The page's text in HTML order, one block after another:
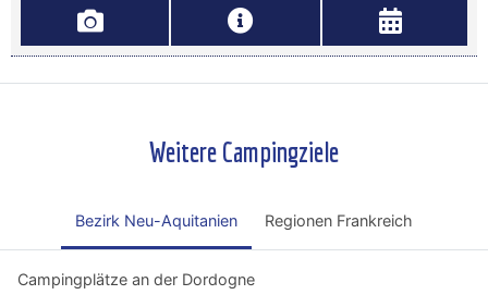
Weitere Campingziele
Bezirk Neu-Aquitanien Regionen Frankreich
Campingplätze an der Dordogne